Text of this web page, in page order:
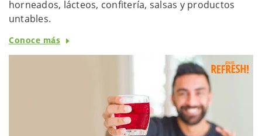
horneados, lácteos, confitería, salsas y productos
untables.
Conoce más